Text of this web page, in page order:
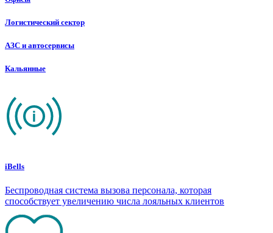
Логистический сектор
АЗС и автосервисы
Кальянные
iBells
Беспроводная система вызова персонала, которая
способствует увеличению числа лояльных клиентов